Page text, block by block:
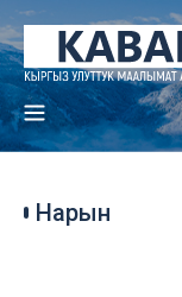
Нарын